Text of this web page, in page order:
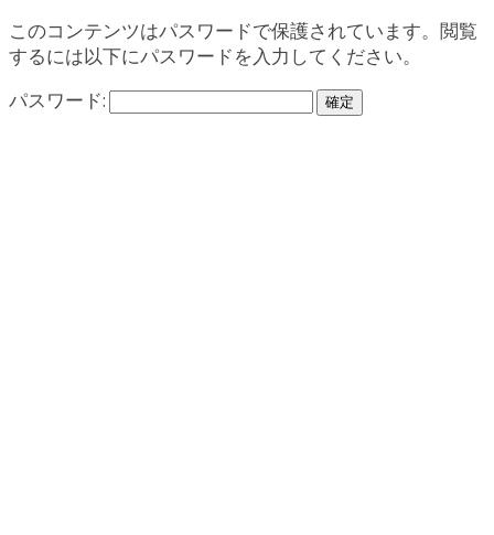
このコンテンツはパスワードで保護されています。閲覧
するには以下にパスワードを入力してください。
パスワード: